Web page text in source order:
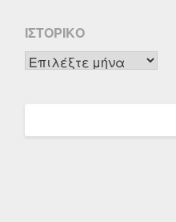
ΙΣΤΟΡΙΚΌ
Ιστορικό